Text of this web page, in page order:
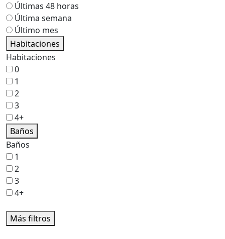
Últimas 48 horas
Última semana
Último mes
Habitaciones
Habitaciones
0
1
2
3
4+
Baños
Baños
1
2
3
4+
Más filtros